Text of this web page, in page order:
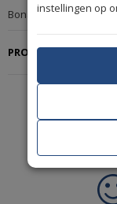
Bonaparte Esprit
instellingen op